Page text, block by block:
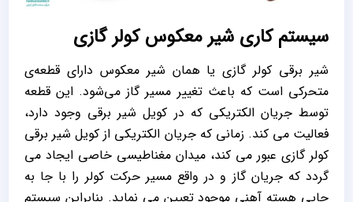
سیستم کاری شیر معکوس کولر گازی
شیر برقی کولر گازی یا همان شیر معکوس دارای قطعه‌ی
متحرکی است که باعث تغییر مسیر گاز می‌شود. این قطعه
توسط جریان الکتریکی که در کویل شیر برقی وجود دارد،
فعالیت می کند. زمانی که جریان الکتریکی از کویل شیر برقی
کولر گازی عبور می کند، میدان مغناطیسی خاصی ایجاد می
گردد که جریان گاز و در واقع مسیر حرکت کولر را با جا به
جایی هسته آهنی موجود تعیین می نماید. بنابراین سیستم